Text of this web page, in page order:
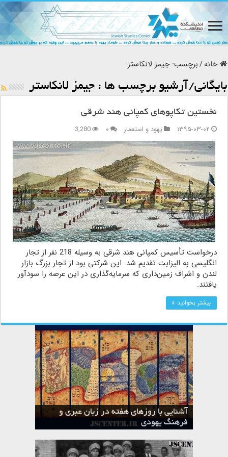
خانه/برچسب:جیمز لانکاستر
بایگانی/آرشیو برچسب ها :جیمز لانکاستر
نخستین تکاپوهای کمپانی هند شرقی
۱۳۹۵-۰۳-۰۲
یهود و استعمار ۰ 3,280
درخواست تأسیس کمپانی هند شرقی به وسیله 218 نفر از تجار
انگلیسی به الیزابت تقدیم شد. این شرکتی بود از تجار بزرگ بازار
لندن و اشراف زمین‌داری که سرمایه‌گذاری در این عرصه را سودآور
یافتند.
بیشتر بخوانید »
آشنایی با روزهای هفته در زبان عبری و
فرهنگ یهودی
ماه نیسان در تقویم عبری و میراث یهود
تقویم عبری
ماه شواط در تقویم عبری و میراث یهود
ماه طوت در تقویم عبری و میراث یهود
ماه حشوان در تقویم عبری و میراث یهود
ماه تیشری در تقویم عبری و میراث یهود
ماه الول در تقویم عبری و میراث یهود